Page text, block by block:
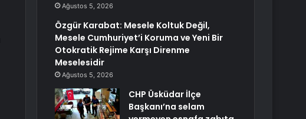
Ağustos 5, 2026
Özgür Karabat: Mesele Koltuk Değil,
Mesele Cumhuriyet’i Koruma ve Yeni Bir
Otokratik Rejime Karşı Direnme
Meselesidir
Ağustos 5, 2026
CHP Üsküdar İlçe
Başkanı’na selam